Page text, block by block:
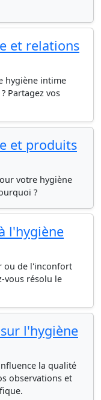
et relations
hygiène intime
Partagez vos
et produits
votre hygiène
?
l'hygiène
ou de l'inconfort
vous résolu le
l'hygiène
la qualité
observations et